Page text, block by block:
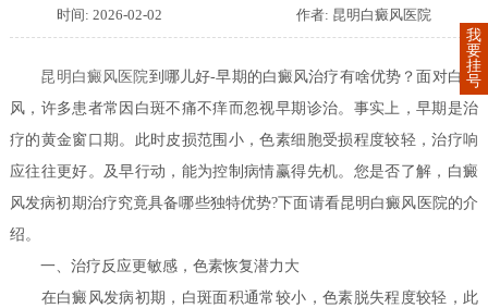
时间: 2026-02-02 作者: 昆明白癜风医院
昆明白癜风医院到哪儿好-早期的白癜风治疗有啥优势？面对白癜
风，许多患者常因白斑不痛不痒而忽视早期诊治。事实上，早期是治
疗的黄金窗口期。此时皮损范围小，色素细胞受损程度较轻，治疗响
应往往更好。及早行动，能为控制病情赢得先机。您是否了解，白癜
风发病初期治疗究竟具备哪些独特优势?下面请看昆明白癜风医院的介
绍。
一、治疗反应更敏感，色素恢复潜力大
在白癜风发病初期，白斑面积通常较小，色素脱失程度较轻，此
我
要
挂
号